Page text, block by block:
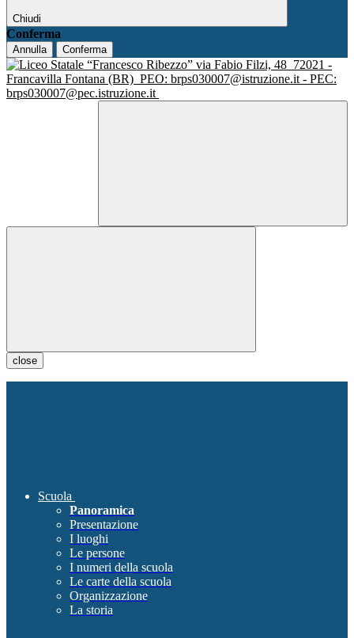
Chiudi
Conferma
Annulla Conferma
via Fabio Filzi, 48 72021 -
Francavilla Fontana (BR) PEO: brps030007@istruzione.it - PEC:
brps030007@pec.istruzione.it
close
Scuola
Panoramica
Presentazione
I luoghi
Le persone
I numeri della scuola
Le carte della scuola
Organizzazione
La storia